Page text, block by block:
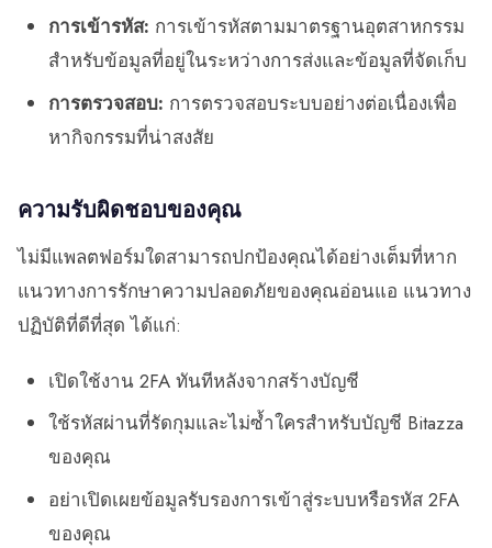
การเข้ารหัส: การเข้ารหัสตามมาตรฐานอุตสาหกรรม
สำหรับข้อมูลที่อยู่ในระหว่างการส่งและข้อมูลที่จัดเก็บ
การตรวจสอบ: การตรวจสอบระบบอย่างต่อเนื่องเพื่อ
หากิจกรรมที่น่าสงสัย
ความรับผิดชอบของคุณ
ไม่มีแพลตฟอร์มใดสามารถปกป้องคุณได้อย่างเต็มที่หาก
แนวทางการรักษาความปลอดภัยของคุณอ่อนแอ แนวทาง
ปฏิบัติที่ดีที่สุด ได้แก่:
เปิดใช้งาน 2FA ทันทีหลังจากสร้างบัญชี
ใช้รหัสผ่านที่รัดกุมและไม่ซ้ำใครสำหรับบัญชี Bitazza
ของคุณ
อย่าเปิดเผยข้อมูลรับรองการเข้าสู่ระบบหรือรหัส 2FA
ของคุณ